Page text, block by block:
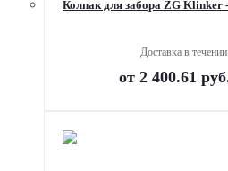
Колпак для забора ZG
Доставка в
от 2 400.61